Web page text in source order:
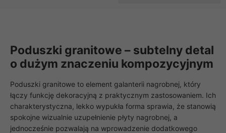
Poduszki granitowe – subtelny detal
o dużym znaczeniu kompozycyjnym
Poduszki granitowe to element galanterii nagrobnej, który
łączy funkcję dekoracyjną z praktycznym zastosowaniem. Ich
charakterystyczna, lekko wypukła forma sprawia, że stanowią
spokojne wizualnie uzupełnienie płyty nagrobnej, a
jednocześnie pozwalają na wprowadzenie dodatkowego